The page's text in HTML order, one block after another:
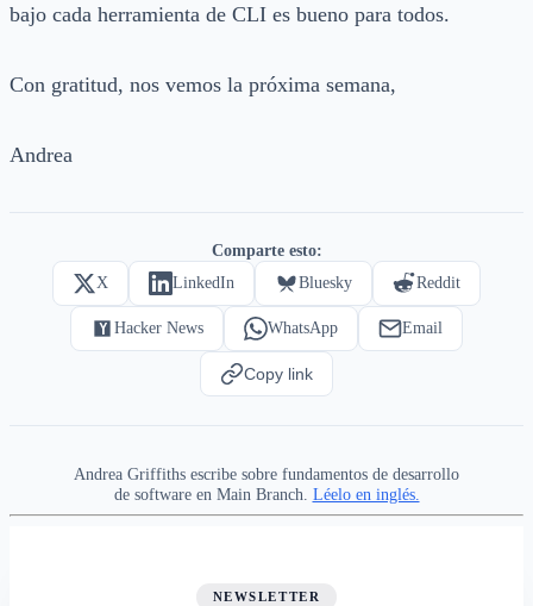
bajo cada herramienta de CLI es bueno para todos.
Con gratitud, nos vemos la próxima semana,
Andrea
Comparte esto:
X
LinkedIn Bluesky Reddit
Hacker News WhatsApp Email
Copy link
Andrea Griffiths escribe sobre fundamentos de desarrollo
de software en Main Branch. Léelo en inglés.
NEWSLETTER